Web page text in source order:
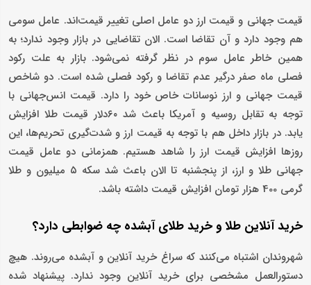
قیمت جهانی و قیمت ارز دو عامل اصلی تغییر قیمت‌اند. عامل سومی
هم وجود دارد و آن تقاضا است. الان تقاضایی در بازار وجود ندارد؛ به
همین خاطر عامل سوم در نظر گرفته نمی‌شود. بازار به علت رکود
فصلی ماه صفر درگیر عدم تقاضا و رکود فصلی شده است. دو شاخص
قیمت جهانی و ارز نوسانات خاص خود را دارد. قیمت انس‌جهانی با
توجه به تقابل روسیه و آمریکا باعث شد ۶۰دلار قیمت طلا افزایش
یابد. در بازار داخل هم با توجه به قیمت ارز و شدت‌گیری تحریم‌ها، این
روز‌ها افزایش قیمت ارز را شاهد هستیم. همزمانی د‌و عامل قیمت
جهانی طلا و ارز، از پنجشنبه تا الان باعث شد سکه ۵ میلیون و طلا
گرمی 400 هزار تومان افزایش قیمت داشته باشد.
خرید آنلاین طلا و خرید طلای آبشده چه ضوابطی دارد؟
شهروندان اشتباه می‌کنند که سراغ خرید آنلاین و آبشده ‌می‌روند. هیچ
دستورالعمل مشخصی برای خرید آنلاین وجود ندارد. پیشنهاد شده